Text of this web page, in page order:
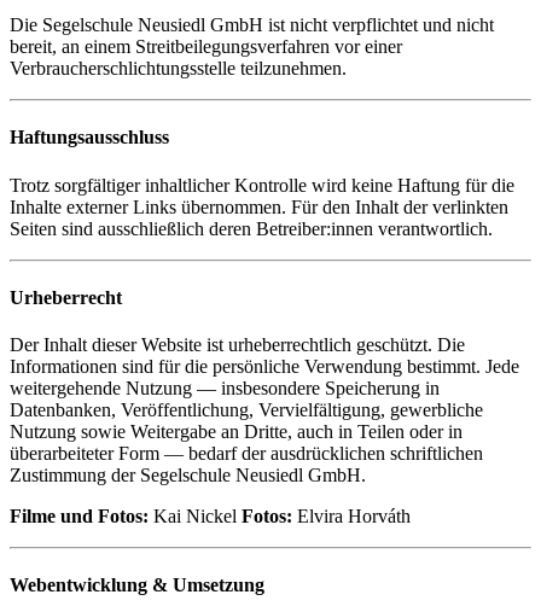
Die Segelschule Neusiedl GmbH ist nicht verpflichtet und nicht
bereit, an einem Streitbeilegungsverfahren vor einer
Verbraucherschlichtungsstelle teilzunehmen.
Haftungsausschluss
Trotz sorgfältiger inhaltlicher Kontrolle wird keine Haftung für die
Inhalte externer Links übernommen. Für den Inhalt der verlinkten
Seiten sind ausschließlich deren Betreiber:innen verantwortlich.
Urheberrecht
Der Inhalt dieser Website ist urheberrechtlich geschützt. Die
Informationen sind für die persönliche Verwendung bestimmt. Jede
weitergehende Nutzung — insbesondere Speicherung in
Datenbanken, Veröffentlichung, Vervielfältigung, gewerbliche
Nutzung sowie Weitergabe an Dritte, auch in Teilen oder in
überarbeiteter Form — bedarf der ausdrücklichen schriftlichen
Zustimmung der Segelschule Neusiedl GmbH.
Filme und Fotos: Kai Nickel Fotos: Elvira Horváth
Webentwicklung & Umsetzung